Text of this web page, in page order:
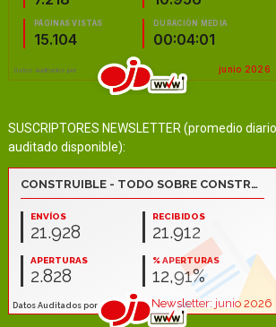
SUSCRIPTORES NEWSLETTER (promedio
auditado disponible):